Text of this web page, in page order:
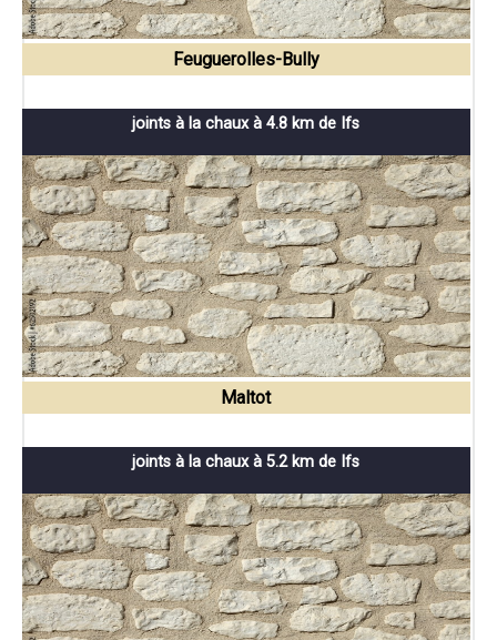
Feuguerolles-Bully
joints à la chaux à 4.8 km de Ifs
Maltot
joints à la chaux à 5.2 km de Ifs